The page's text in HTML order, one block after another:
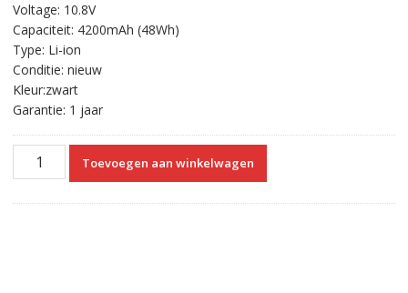
was:
€58.46.€33.43.
Voltage: 10.8V
Capaciteit: 4200mAh (48Wh)
Type: Li-ion
Conditie: nieuw
Kleur:zwart
Garantie: 1 jaar
Originele
Toevoegen aan winkelwagen